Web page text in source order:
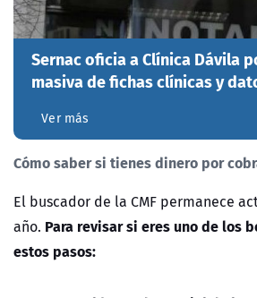
Sernac oficia a Clínica Dávila
masiva de fichas clínicas y
Ver más
Cómo saber si tienes dinero por
El buscador de la CMF permanece
año. Para revisar si eres uno de los
estos pasos: